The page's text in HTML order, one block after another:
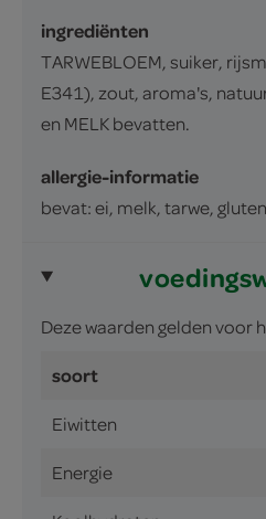
ingrediënten
TARWEBLOEM, suiker,
E341), zout, aroma's,
en MELK bevatten.
allergie-informatie
bevat: ei, melk, tarwe, gluten
Deze waarden gelden
soort
Eiwitten
Energie